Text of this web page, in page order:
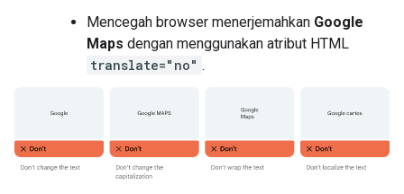
Mencegah browser menerjemahkan Google
Maps dengan menggunakan atribut HTML
translate="no" .